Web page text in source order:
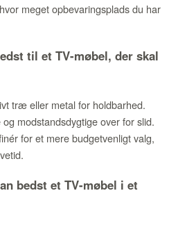
meget opbevaringsplads du har
til et TV-møbel, der skal
træ eller metal for holdbarhed.
modstandsdygtige over for slid.
for et mere budgetvenligt valg,
bedst et TV-møbel i et